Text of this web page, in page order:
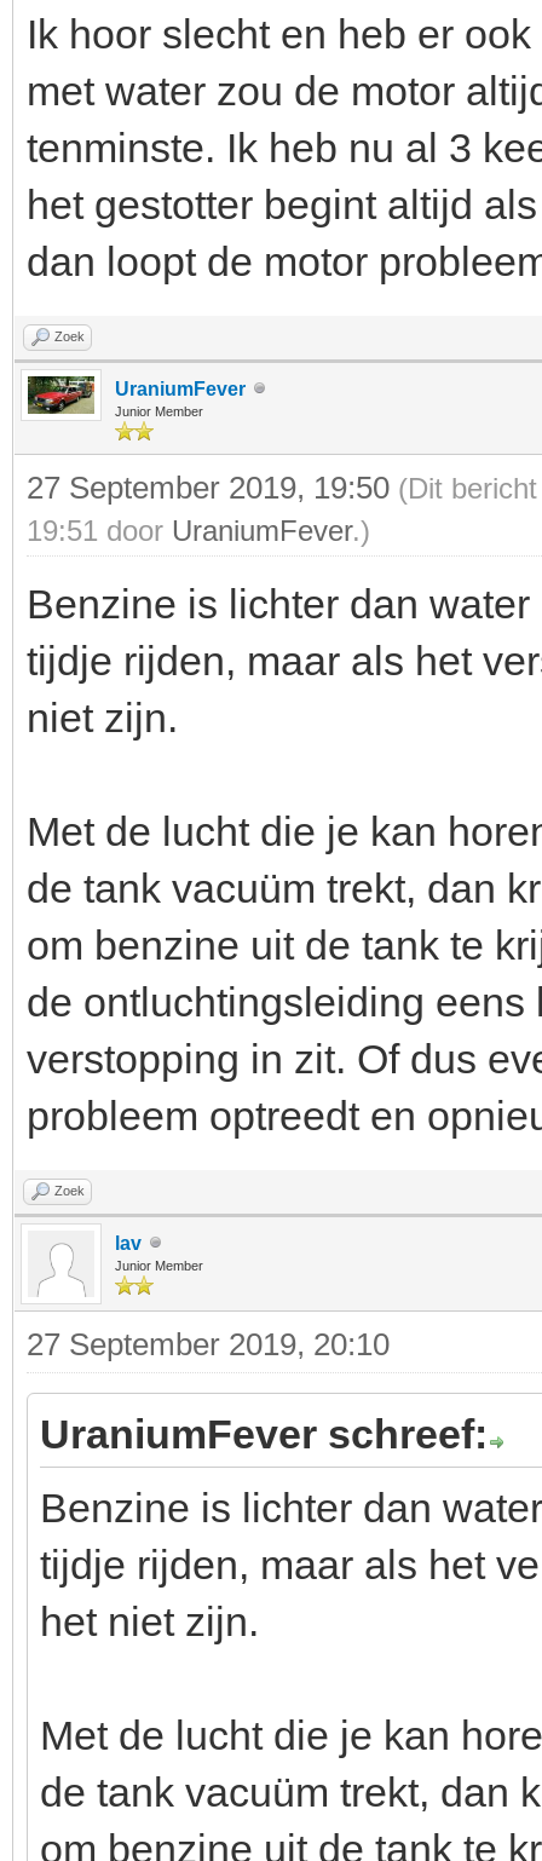
Ik hoor slecht en heb er
met water zou de motor
tenminste. Ik heb nu al 3
het gestotter begint altijd
dan loopt de motor
Zoek
UraniumFever
Junior Member
27 September 2019, 19:50 (Dit
19:51 door UraniumFever.)
Benzine is lichter dan
tijdje rijden, maar als het
niet zijn.
Met de lucht die je kan
de tank vacuüm trekt, dan
om benzine uit de tank te
de ontluchtingsleiding
verstopping in zit. Of dus
probleem optreedt en
Zoek
lav
Junior Member
27 September 2019, 20:10
UraniumFever schreef:
Benzine is lichter dan
tijdje rijden, maar als het
het niet zijn.
Met de lucht die je kan
de tank vacuüm trekt, dan
om benzine uit de tank te